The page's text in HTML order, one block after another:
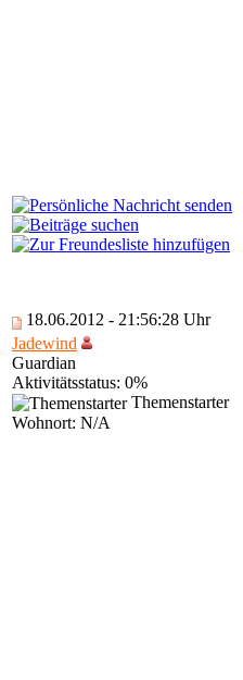
18.06.2012 - 21:56:28 Uhr
Jadewind
Guardian
Aktivitätsstatus: 0%
Themenstarter
Wohnort: N/A